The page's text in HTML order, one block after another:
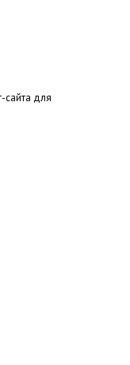
сайта для